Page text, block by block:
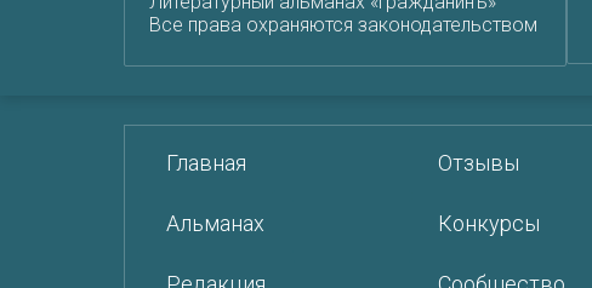
Все права охраняются законодательством
Главная
Альманах
Отзывы
Конкурсы